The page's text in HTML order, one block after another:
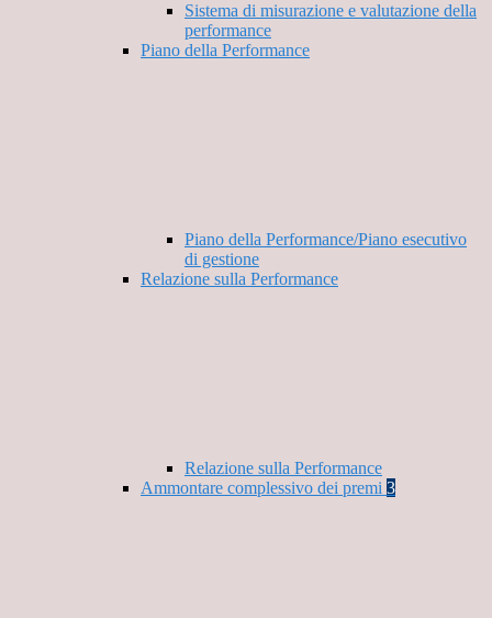
Sistema di misurazione e valutazione della
performance
Piano della Performance
Piano della Performance/Piano esecutivo
di gestione
Relazione sulla Performance
Relazione sulla Performance
Ammontare complessivo dei premi 3